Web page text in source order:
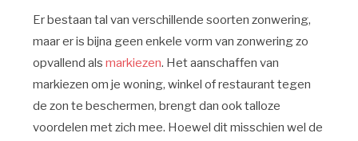
Er bestaan tal van verschillende soorten zonwering,
maar er is bijna geen enkele vorm van zonwering zo
opvallend als markiezen. Het aanschaffen van
markiezen om je woning, winkel of restaurant tegen
de zon te beschermen, brengt dan ook talloze
voordelen met zich mee. Hoewel dit misschien wel de